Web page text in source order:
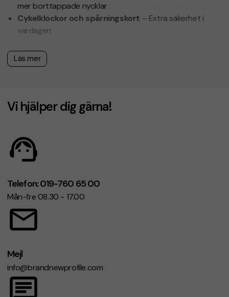
mer borttappade nycklar
Cykelklockor och spårningskort – Extra säkerhet i
vardagen
Beställ GPS tracker med tryck idag!
leverans, gratis designskiss inom 1 timme och fri
Läs mer
Vi hjälper dig gärna!
Telefon: 019-760 65 00
Mån-fre 08.30 - 17.00
Mejl
info@brandnewprofile.com